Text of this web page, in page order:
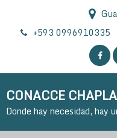
content +593 0996910335
CONACCE
Donde hay necesidad, hay